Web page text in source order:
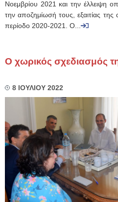
Νοεμβρίου 2021 και την έλλειψη
την αποζημίωσή τους, εξαιτίας της
περίοδο 2020-2021. Ο...
Ο χωρικός σχεδιασμός
8 ΙΟΥΛΙΟΥ 2022